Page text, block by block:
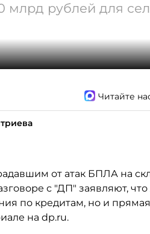
млрд рублей для
Читайте
от атак БПЛА на
с "ДП" заявляют,
по кредитам, но и
на dp.ru.